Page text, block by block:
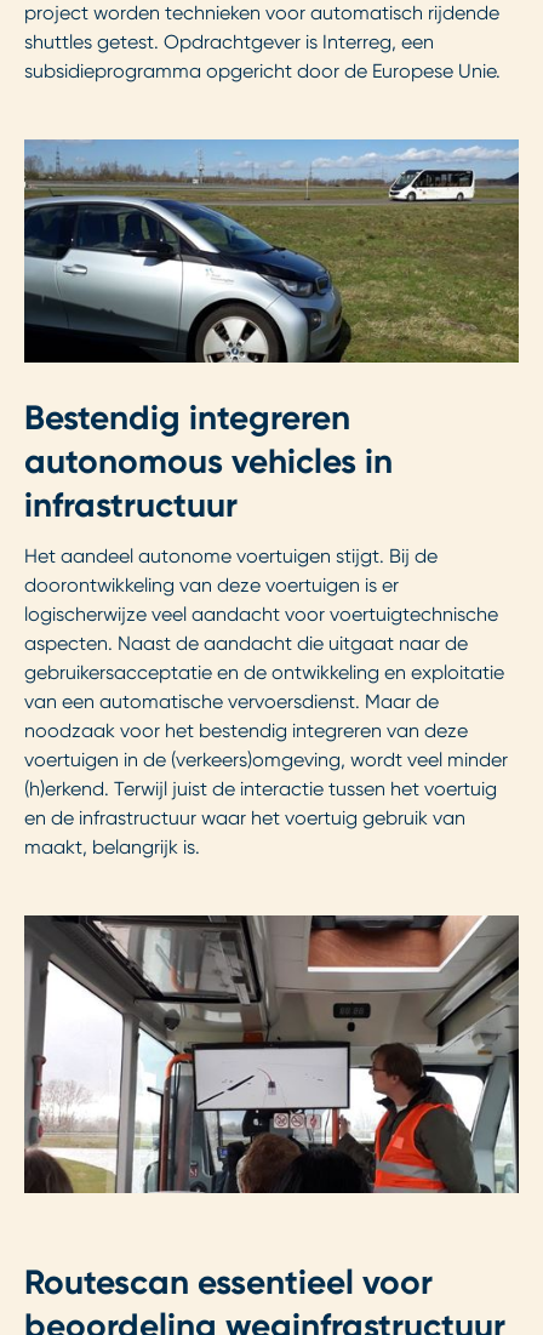
project worden technieken voor automatisch rijdende
shuttles getest. Opdrachtgever is Interreg, een
subsidieprogramma opgericht door de Europese Unie.
Bestendig integreren
autonomous vehicles in
infrastructuur
Het aandeel autonome voertuigen stijgt. Bij de
doorontwikkeling van deze voertuigen is er
logischerwijze veel aandacht voor voertuigtechnische
aspecten. Naast de aandacht die uitgaat naar de
gebruikersacceptatie en de ontwikkeling en exploitatie
van een automatische vervoersdienst. Maar de
noodzaak voor het bestendig integreren van deze
voertuigen in de (verkeers)omgeving, wordt veel minder
(h)erkend. Terwijl juist de interactie tussen het voertuig
en de infrastructuur waar het voertuig gebruik van
maakt, belangrijk is.
Routescan essentieel voor
beoordeling weginfrastructuur